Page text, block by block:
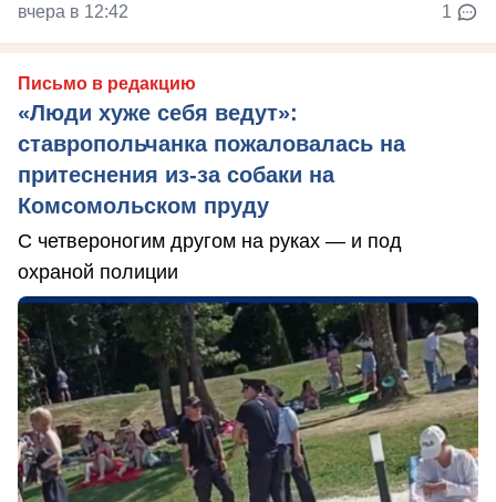
вчера в 12:42 1
Письмо в редакцию
«Люди хуже себя ведут»:
ставропольчанка пожаловалась на
притеснения из-за собаки на
Комсомольском пруду
С четвероногим другом на руках — и под
охраной полиции